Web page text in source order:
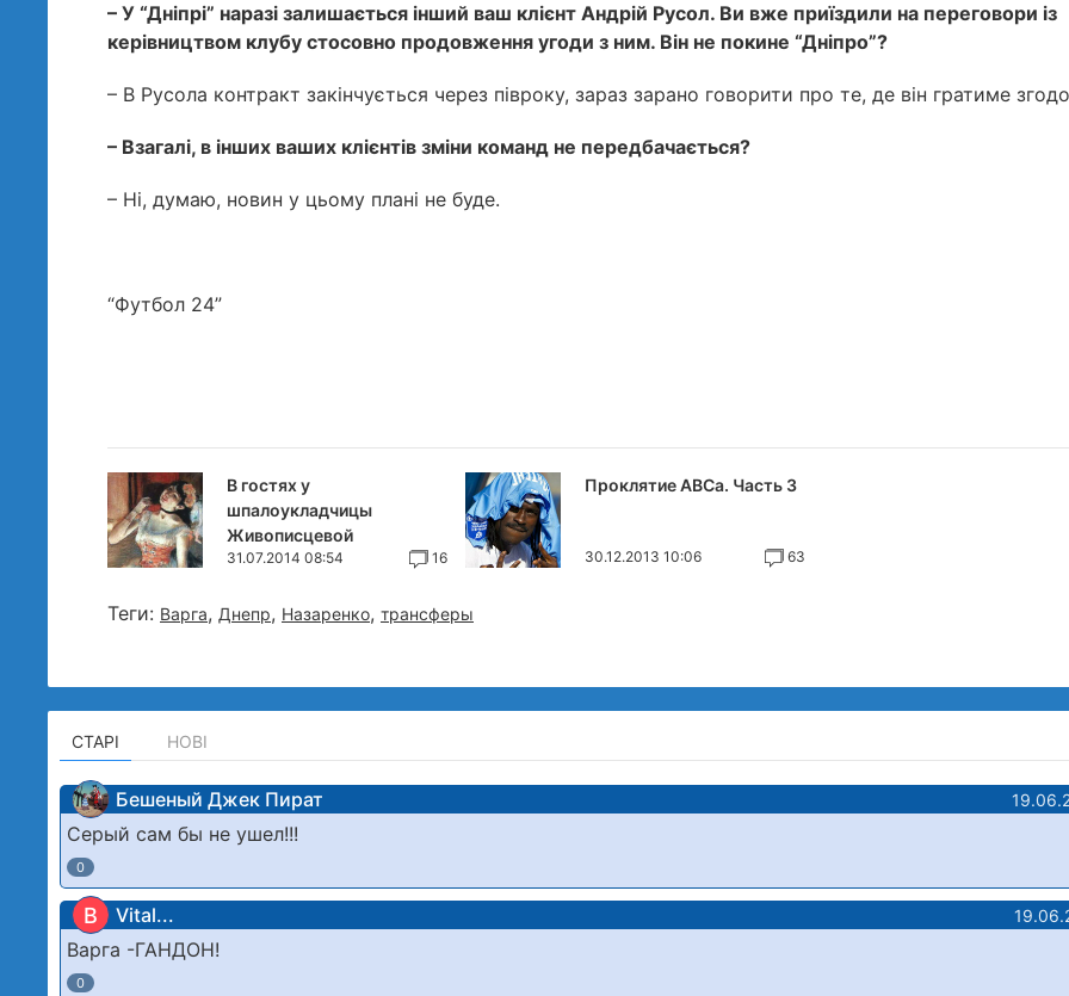
– У “Дніпрі” наразі залишається інший ваш клієнт Андрій Русол. Ви вже приїздили на переговори із
керівництвом клубу стосовно продовження угоди з ним. Він не покине “Дніпро”?
– В Русола контракт закінчується через півроку, зараз зарано говорити про те, де він гратиме
– Взагалі, в інших ваших клієнтів зміни команд не передбачається?
– Ні, думаю, новин у цьому плані не буде.
“Футбол 24”
В гостях у
шпалоукладчицы
Живописцевой
31.07.2014 08:54 16
Проклятие АВСа. Часть 3
30.12.2013 10:06 63
Теги: Варга, Днепр, Назаренко, трансферы
СТАРІ НОВІ
Бешеный Джек Пират
Серый сам бы не ушел!!!
0
В Vital...
Варга -ГАНДОН!
0